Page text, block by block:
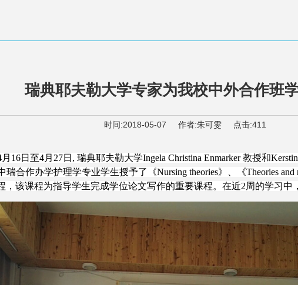
瑞典耶夫勒大学专家为我校中外合作班
时间:2018-05-07 作者:朱可雯 点击:411
月16日至4月27日, 瑞典耶夫勒大学Ingela Christina Enmarker 教授和
瑞合作办学护理学专业学生授予了《Nursing theories》、《Theories and
，该课程为指导学生完成学位论文写作的重要课程。 在近2周的学习中